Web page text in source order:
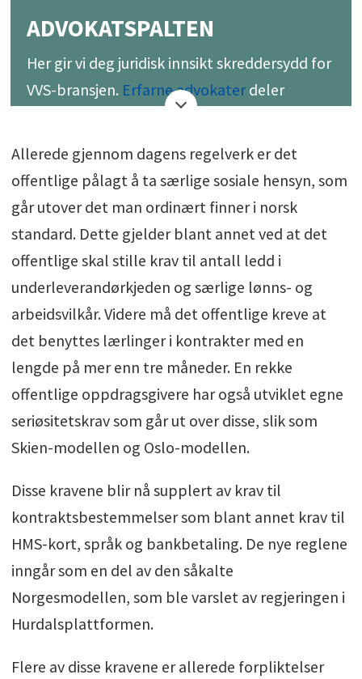
ADVOKATSPALTEN
Her gir vi deg juridisk innsikt skreddersydd for
VVS-bransjen. Erfarne advokaterdeler
for å få bedre forståelse som kan hjelpe deg
med å navigere tryggere og mer vellykket i
VVS-verdenen.
Allerede gjennom dagens regelverk er det
offentlige pålagt å ta særlige sosiale hensyn, som
går utover det man ordinært finner i norsk
standard. Dette gjelder blant annet ved at det
offentlige skal stille krav til antall ledd i
underleverandørkjeden og særlige lønns- og
arbeidsvilkår. Videre må det offentlige kreve at
det benyttes lærlinger i kontrakter med en
lengde på mer enn tre måneder. En rekke
offentlige oppdragsgivere har også utviklet egne
seriøsitetskrav som går ut over disse, slik som
Skien-modellen og Oslo-modellen.
Disse kravene blir nå supplert av krav til
kontraktsbestemmelser som blant annet krav til
HMS-kort, språk og bankbetaling. De nye reglene
inngår som en del av den såkalte
Norgesmodellen, som ble varslet av regjeringen i
Hurdalsplattformen.
Flere av disse kravene er allerede forpliktelser